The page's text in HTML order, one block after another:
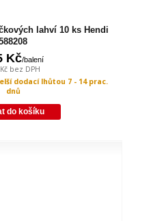
lahví 10 ks Hendi
Kč/balení
bez DPH
dodací lhůtou 7 - 14 prac.
dnů
do košíku